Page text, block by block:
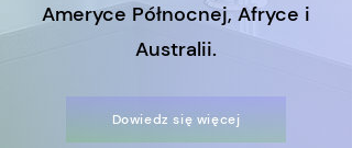
Ameryce Północnej, Afryce i
Australii.
Dowiedz się więcej